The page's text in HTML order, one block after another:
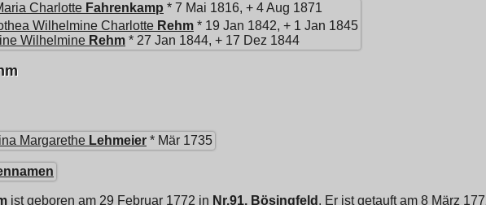
Charlotte Fahrenkamp * 7 Mai 1816, + 4 Aug 1871
Wilhelmine Charlotte Rehm * 19 Jan 1842, + 1 Jan 1845
Wilhelmine Rehm * 27 Jan 1844, + 17 Dez 1844
Margarethe Lehmeier * Mär 1735
ist geboren am 29 Februar 1772 in Nr.91, Bösingfeld . Er ist getauft am 8 März